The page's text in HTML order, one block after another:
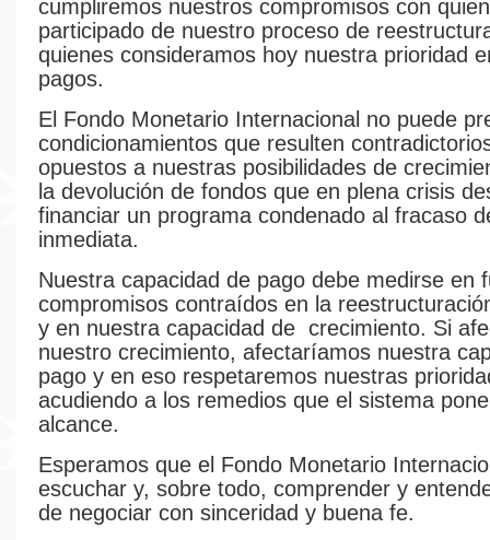
cumpliremos nuestros compromisos con
participado de nuestro proceso de
quienes consideramos hoy nuestra prioridad
pagos.
El Fondo Monetario Internacional no puede
condicionamientos que resulten
opuestos a nuestras posibilidades de
la devolución de fondos que en plena crisis
financiar un programa condenado al fracaso
inmediata.
Nuestra capacidad de pago debe medirse en
compromisos contraídos en la
y en nuestra capacidad de crecimiento. Si
nuestro crecimiento, afectaríamos nuestra
pago y en eso respetaremos nuestras
acudiendo a los remedios que el sistema
alcance.
Esperamos que el Fondo Monetario
escuchar y, sobre todo, comprender y
de negociar con sinceridad y buena fe.